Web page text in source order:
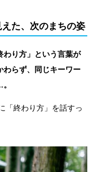
えた、次のまちの姿
わり方」という言葉が
わらず、同じキーワー
「終わり方」を話すっ